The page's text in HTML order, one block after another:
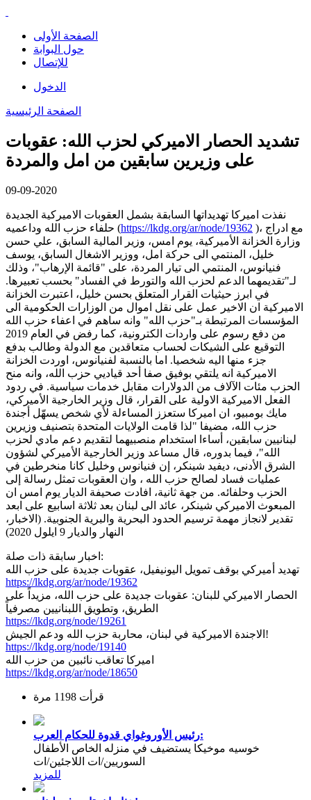
الصفحة الأولى
حول البوابة
للإتصال
الدخول
الصفحة الرئيسية
تشديد الحصار الاميركي لحزب الله: عقوبات
على وزيرين سابقين من امل والمردة
09-09-2020
نفذت اميركا تهديداتها السابقة بشمل العقوبات الاميركية الجديدة
حلفاء حزب الله وداعميه (https://lkdg.org/ar/node/19362 )، مع ادراج
وزارة الخزانة الأميركية، يوم امس، وزير المالية السابق، علي حسن
خليل، المنتمي الى حركة امل، ووزير الاشغال السابق، يوسف
فنيانوس، المنتمي الى تيار المردة، على "قائمة الإرهاب"، وذلك
لـ"تقديمهما الدعم لحزب الله والتورط في الفساد" بحسب تعبيرها.
في ابرز حيثيات القرار المتعلق بحسن خليل، اعتبرت الخزانة
الاميركية ان الاخير عمل على نقل اموال من الوزارات الحكومية الى
المؤسسات المرتبطة بـ"حزب الله" وانه ساهم في اعفاء حزب الله
من دفع رسوم على واردات الكترونية، كما رفض في العام 2019
التوقيع على الشيكات لحساب متعاقدين مع الدولة وطالب بدفع
جزء منها اليه شخصيا. اما بالنسبة لفنيانوس، اوردت الخزانة
الاميركية انه يلتقي بوفيق صفا أحد قياديي حزب الله، وانه منح
الحزب مئات الآلاف من الدولارات مقابل خدمات سياسية. في ردود
الفعل الاميركية الاولية على القرار، قال وزير الخارجية الأميركي،
مايك بومبيو، ان اميركا ستعزز المساءلة لأي شخص يسهّل أجندة
حزب الله، مضيفا "لذا قامت الولايات المتحدة بتصنيف وزيرين
لبنانيين سابقين، أساءا استخدام منصبيهما لتقديم دعم مادي لحزب
الله"، فيما بدوره، قال مساعد وزير الخارجية الأميركي لشؤون
الشرق الأدنى، ديفيد شينكر، إن فنيانوس وخليل كانا منخرطين في
عمليات فساد لصالح حزب الله ، وان العقوبات تمثل رسالة إلى
الحزب وحلفائه. من جهة ثانية، افادت صحيفة الديار يوم امس ان
المبعوث الاميركي شينكر، عائد الى لبنان بعد ثلاثة اسابيع على ابعد
تقدير لانجاز مهمة ترسيم الحدود البحرية والبرية الجنوبية. (الاخبار،
النهار والديار 9 ايلول 2020)
اخبار سابقة ذات صلة:
تهديد أميركي بوقف تمويل اليونيفيل، عقوبات جديدة على حزب الله
https://lkdg.org/ar/node/19362
الحصار الاميركي للبنان: عقوبات جديدة على حزب الله، مزيداً على
الطريق، وتطويق اللبنانيين مصرفياً
https://lkdg.org/node/19261
الاجندة الاميركية في لبنان، محاربة حزب الله ودعم الجيش!
https://lkdg.org/node/19140
اميركا تعاقب نائبين من حزب الله
https://lkdg.org/ar/node/18650
قرأت 1198 مرة
رئيس الأوروغواي قدوة للحكام العرب:
خوسيه موخيكا يستضيف في منزله الخاص الأطفال
السوريين/ات اللاجئين/ات
للمزيد